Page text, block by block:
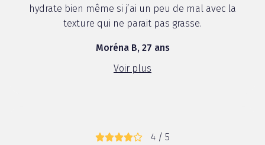
hydrate bien même si j’ai un peu de mal avec la
texture qui ne parait pas grasse.
Moréna B, 27 ans
Voir plus
4 / 5